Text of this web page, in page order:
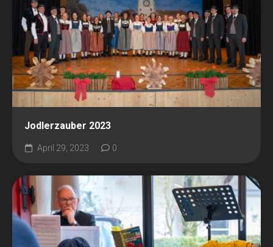
Jodlerzauber 2023
April 29, 2023 0